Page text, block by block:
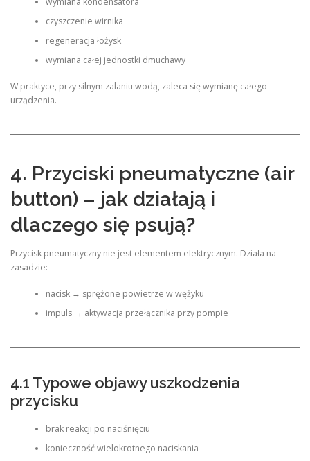
czyszczenie wirnika
regeneracja łożysk
wymiana całej jednostki dmuchawy
W praktyce, przy silnym zalaniu wodą, zaleca się wymianę całego
urządzenia.
4. Przyciski pneumatyczne (air
button) – jak działają i
dlaczego się psują?
Przycisk pneumatyczny nie jest elementem elektrycznym. Działa na
zasadzie:
nacisk → sprężone powietrze w wężyku
impuls → aktywacja przełącznika przy pompie
4.1 Typowe objawy uszkodzenia
przycisku
brak reakcji po naciśnięciu
konieczność wielokrotnego naciskania